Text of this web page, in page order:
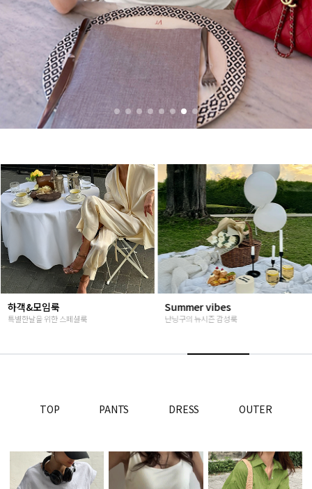
Summer vibes
난닝구의 뉴시즌 감성룩
베스트재진행
고객님들이 인정해주신 Steady seller
TOP PANTS DRESS OUTER